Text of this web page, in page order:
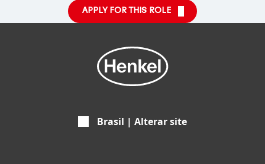
APPLY FOR THIS ROLE
Brasil | Alterar site